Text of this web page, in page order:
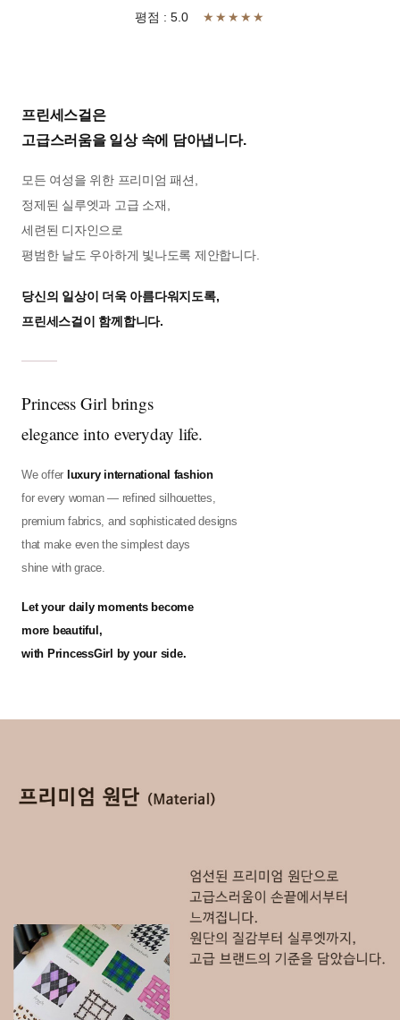
평점 : 5.0 ★★★★★
프린세스걸은
고급스러움을 일상 속에 담아냅니다.
모든 여성을 위한 프리미엄 패션,
정제된 실루엣과 고급 소재,
세련된 디자인으로
평범한 날도 우아하게 빛나도록 제안합니다.
당신의 일상이 더욱 아름다워지도록,
프린세스걸이 함께합니다.
Princess Girl brings
elegance into everyday life.
We offer luxury international fashion
for every woman — refined silhouettes,
premium fabrics, and sophisticated designs
that make even the simplest days
shine with grace.
Let your daily moments become
more beautiful,
with PrincessGirl by your side.